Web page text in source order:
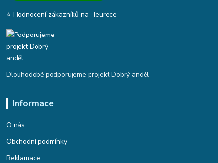
⭐ Hodnocení zákazníků na Heurece
Dlouhodobě podporujeme projekt Dobrý anděl
Informace
O nás
Obchodní podmínky
Reklamace